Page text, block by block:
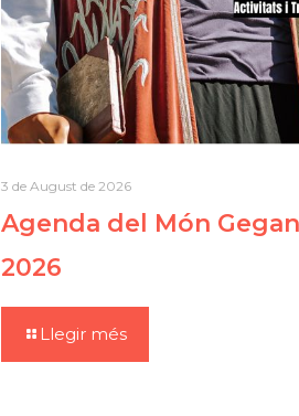
3 de August de 2026
Agenda del Món
2026
Llegir més